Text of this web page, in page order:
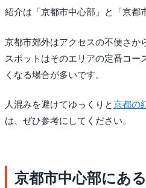
紹介は「京都市中心部」と「京都
京都市郊外はアクセスの不便さか
スポットはそのエリアの定番コー
くなる場合が多いです。
人混みを避けてゆっくりと京都の
は、ぜひ参考にしてください。
京都市中心部にあ